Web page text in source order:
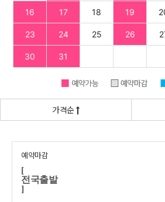
가격순
예약마감
[
전국출발
]